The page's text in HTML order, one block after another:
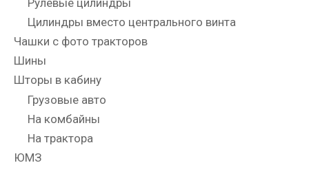
Цилиндры вместо центрального винта
Чашки с фото тракторов
Шины
Шторы в кабину
Грузовые авто
На комбайны
На трактора
ЮМЗ